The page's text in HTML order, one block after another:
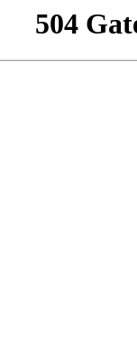
504